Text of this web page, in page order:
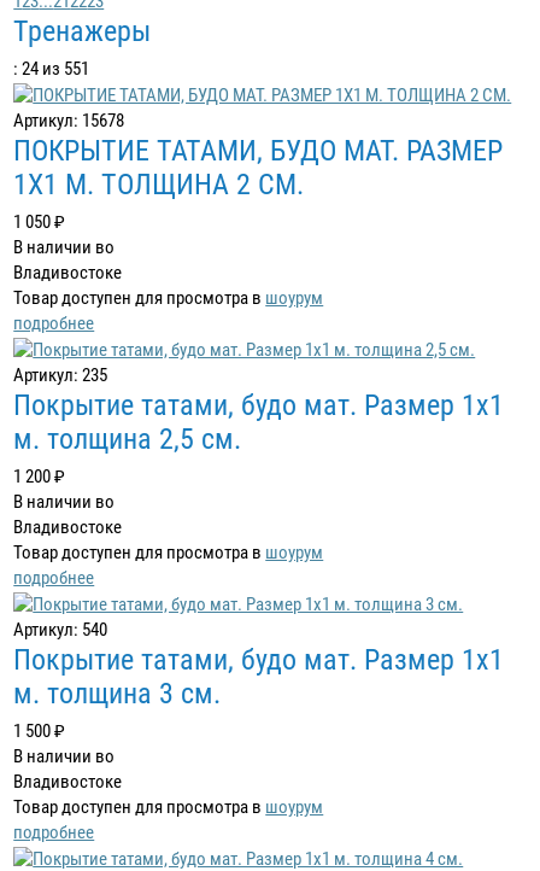
Тренажеры
: 24 из 551
Артикул: 15678
ПОКРЫТИЕ ТАТАМИ, БУДО МАТ. РАЗМЕР
1Х1 М. ТОЛЩИНА 2 СМ.
1 050 ₽
В наличии во
Владивостоке
Товар доступен для просмотра в шоурум
подробнее
Артикул: 235
Покрытие татами, будо мат. Размер 1х1
м. толщина 2,5 см.
1 200 ₽
В наличии во
Владивостоке
Товар доступен для просмотра в шоурум
подробнее
Артикул: 540
Покрытие татами, будо мат. Размер 1х1
м. толщина 3 см.
1 500 ₽
В наличии во
Владивостоке
Товар доступен для просмотра в шоурум
подробнее